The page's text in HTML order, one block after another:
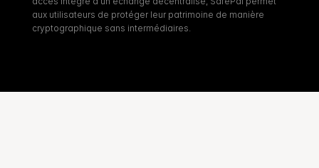
aux utilisateurs de protéger leur patrimoine de manière
cryptographique sans intermédiaires.